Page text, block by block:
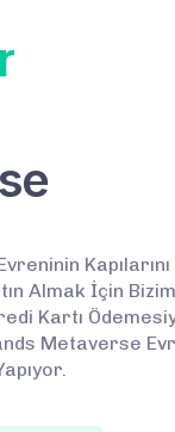
Kapılarını
Almak İçin
Kartı
Metaverse